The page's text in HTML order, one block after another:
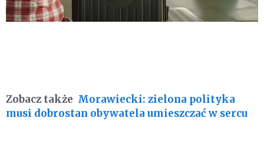
Zobacz także Morawiecki: zielona polityka
musi dobrostan obywatela umieszczać w sercu